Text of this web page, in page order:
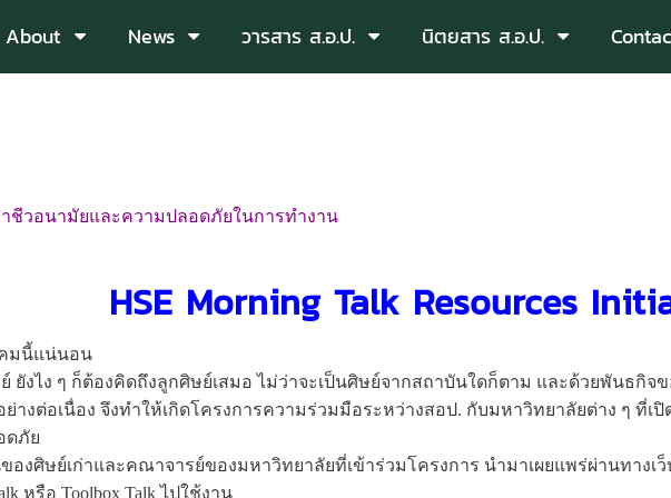
About News วารสาร ส.อ.ป. นิตยสาร ส.อ.ป.
ชีวอนามัยและความปลอดภัยในการทำงาน
HSE Morning Talk Resources
คมนี้แน่นอน
ยังไง ๆ ก็ต้องคิดถึงลูกศิษย์เสมอ ไม่ว่าจะเป็นศิษย์จากสถาบันใดก็ตาม และด้วยพันธกิจ
างต่อเนื่อง จึงทำให้เกิดโครงการความร่วมมือระหว่างสอป. กับมหาวิทยาลัยต่าง ๆ ที่
ดภัย
ของศิษย์เก่าและคณาจารย์ของมหาวิทยาลัยที่เข้าร่วมโครงการ นำมาเผยแพร่ผ่านทางเ
หรือ Toolbox Talk ไปใช้งาน